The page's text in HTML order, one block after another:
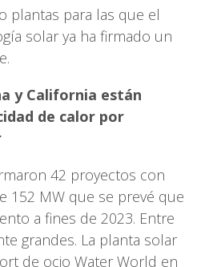
plantas para las que el
solar ya ha firmado un
y California están
de calor por
42 proyectos con
152 MW que se prevé que
a fines de 2023. Entre
grandes. La planta solar
de ocio Water World en